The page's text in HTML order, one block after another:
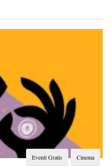
Cinema
Eventi Gratis